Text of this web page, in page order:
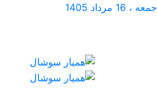
جمعه ، 16 مرداد 1405